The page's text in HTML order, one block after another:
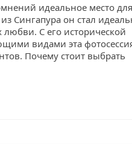
идеальное место для
Сингапура он стал
С его исторической
видами эта
Почему стоит выбрать